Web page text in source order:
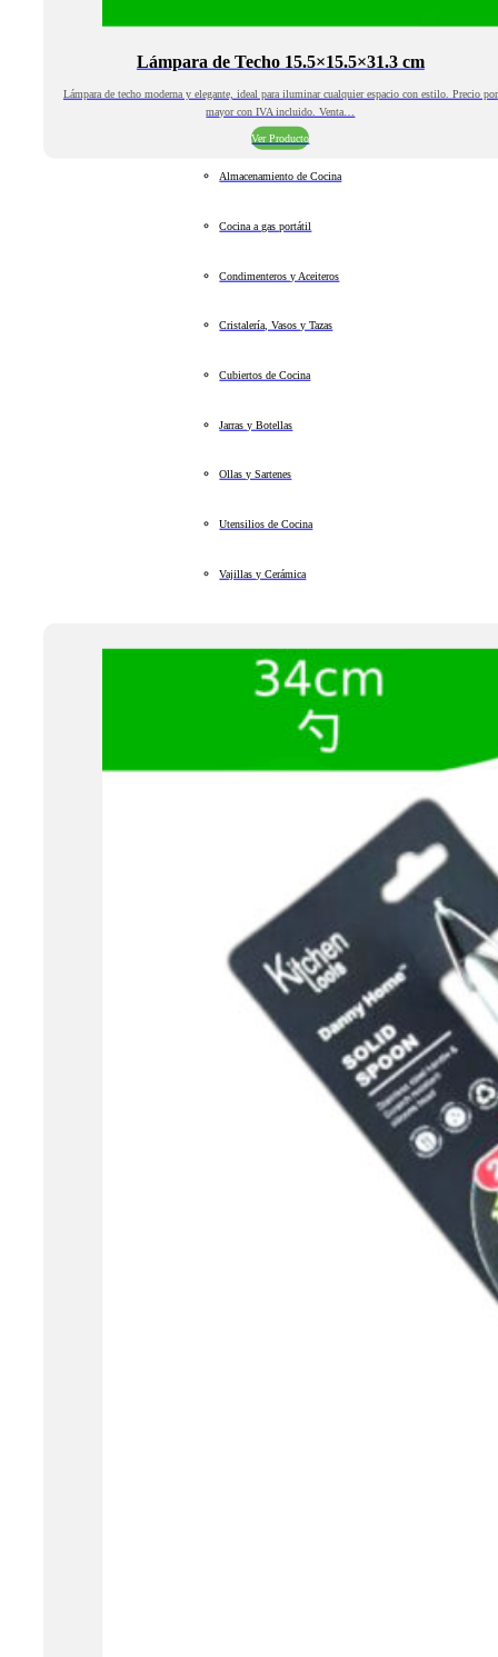
Lámpara de Techo 15.5×15.5×31.3 cm
Lámpara de techo moderna y elegante, ideal para iluminar cualquier espacio con estilo. Precio por
mayor con IVA incluido. Venta…
Ver Producto
Almacenamiento de Cocina
Cocina a gas portátil
Condimenteros y Aceiteros
Cristalería, Vasos y Tazas
Cubiertos de Cocina
Jarras y Botellas
Ollas y Sartenes
Utensilios de Cocina
Vajillas y Cerámica